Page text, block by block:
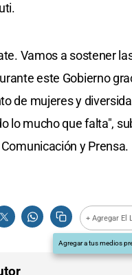
Vamos a sostener
este Gobierno
de mujeres y
lo mucho que falta",
y Prensa.
+ Agregar El
Agregar a tus medios